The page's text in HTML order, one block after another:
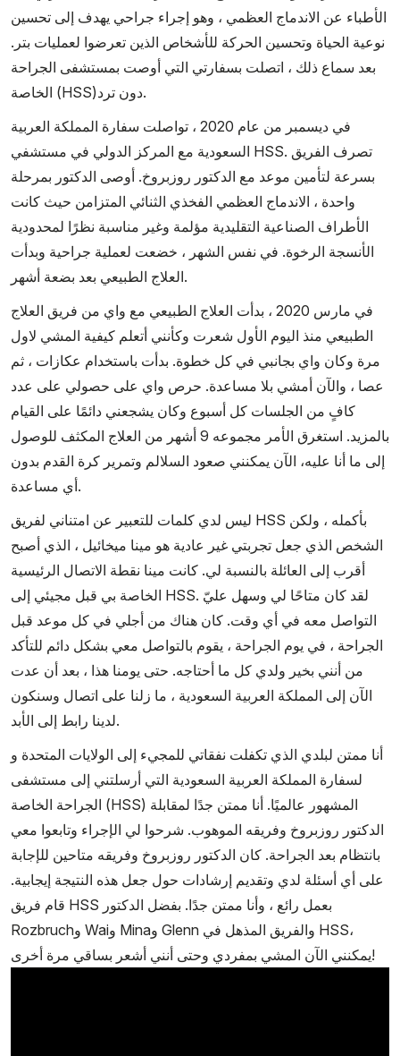
الأطباء عن الاندماج العظمي ، وهو إجراء جراحي يهدف إلى تحسين
نوعية الحياة وتحسين الحركة للأشخاص الذين تعرضوا لعمليات بتر.
بعد سماع ذلك ، اتصلت بسفارتي التي أوصت بمستشفى الجراحة
الخاصة (HSS)دون ترد.
في ديسمبر من عام 2020 ، تواصلت سفارة المملكة العربية
السعودية مع المركز الدولي في مستشفي HSS. تصرف الفريق
بسرعة لتأمين موعد مع الدكتور روزبروخ. أوصى الدكتور بمرحلة
واحدة ، الاندماج العظمي الفخذي الثنائي المتزامن حيث كانت
الأطراف الصناعية التقليدية مؤلمة وغير مناسبة نظرًا لمحدودية
الأنسجة الرخوة. في نفس الشهر ، خضعت لعملية جراحية وبدأت
العلاج الطبيعي بعد بضعة أشهر.
في مارس 2020 ، بدأت العلاج الطبيعي مع واي من فريق العلاج
الطبيعي منذ اليوم الأول شعرت وكأنني أتعلم كيفية المشي لاول
مرة وكان واي بجانبي في كل خطوة. بدأت باستخدام عكازات ، ثم
عصا ، والآن أمشي بلا مساعدة. حرص واي على حصولي على عدد
كافٍ من الجلسات كل أسبوع وكان يشجعني دائمًا على القيام
بالمزيد. استغرق الأمر مجموعه 9 أشهر من العلاج المكثف للوصول
إلى ما أنا عليه، الآن يمكنني صعود السلالم وتمرير كرة القدم بدون
أي مساعدة.
ليس لدي كلمات للتعبير عن امتناني لفريق HSS بأكمله ، ولكن
الشخص الذي جعل تجربتي غير عادية هو مينا ميخائيل ، الذي أصبح
أقرب إلى العائلة بالنسبة لي. كانت مينا نقطة الاتصال الرئيسية
الخاصة بي قبل مجيئي إلى HSS. لقد كان متاحًا لي وسهل عليّ
التواصل معه في أي وقت. كان هناك من أجلي في كل موعد قبل
الجراحة ، في يوم الجراحة ، يقوم بالتواصل معي بشكل دائم للتأكد
من أنني بخير ولدي كل ما أحتاجه. حتى يومنا هذا ، بعد أن عدت
الآن إلى المملكة العربية السعودية ، ما زلنا على اتصال وسنكون
لدينا رابط إلى الأبد.
أنا ممتن لبلدي الذي تكفلت نفقاتي للمجيء إلى الولايات المتحدة و
لسفارة المملكة العربية السعودية التي أرسلتني إلى مستشفى
الجراحة الخاصة (HSS) المشهور عالميًا. أنا ممتن جدًا لمقابلة
الدكتور روزبروخ وفريقه الموهوب. شرحوا لي الإجراء وتابعوا معي
بانتظام بعد الجراحة. كان الدكتور روزبروخ وفريقه متاحين للإجابة
على أي أسئلة لدي وتقديم إرشادات حول جعل هذه النتيجة إيجابية.
قام فريق HSS بعمل رائع ، وأنا ممتن جدًا. بفضل الدكتور
Rozbruchو Waiو Minaو Glenn والفريق المذهل في HSS،
يمكنني الآن المشي بمفردي وحتى أنني أشعر بساقي مرة أخرى!